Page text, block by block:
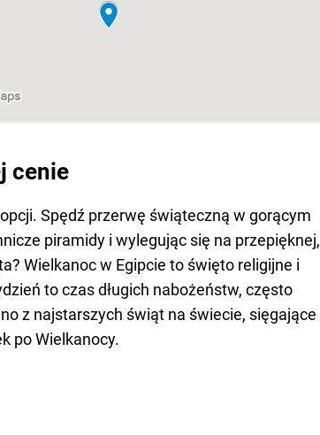
cenie
Spędź przerwę świąteczną w gorącym
piramidy i wylegując się na przepięknej,
Wielkanoc w Egipcie to święto religijne i
to czas długich nabożeństw, często
z najstarszych świąt na świecie, sięgające
po Wielkanocy.